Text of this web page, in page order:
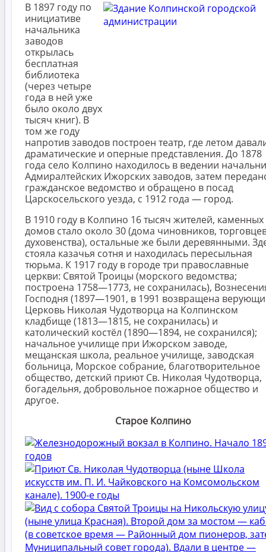
В 1897 году по
инициативе
начальника
заводов
открылась
бесплатная
библиотека
(через четыре
года в ней уже
было около двух
тысяч книг). В
том же году
напротив заводов построен театр, где летом
драматические и оперные представления. До 1878
года село Колпино находилось в ведении
Адмиралтейских Ижорских заводов, затем
гражданское ведомство и обращено в посад
Царскосельского уезда, с 1912 года — город.
В 1910 году в Колпино 16 тысяч жителей, каменных
домов стало около 30 (дома чиновников,
духовенства), остальные же были деревянными.
стояла казачья сотня и находилась пересыльная
тюрьма. К 1917 году в городе три православные
церкви: Святой Троицы (морского ведомства;
построена 1758—1773, не сохранилась),
Господня (1897—1901, в 1991 возвращена
Церковь Николая Чудотворца на Колпинском
кладбище (1813—1815, не сохранилась) и
католический костёл (1890—1894, не сохранился);
начальное училище при Ижорском заводе,
мещанская школа, реальное училище, заводская
больница, Морское собрание, благотворительное
общество, детский приют Св. Николая Чудотворца,
богадельня, добровольное пожарное общество и
другое.
Старое Колпино